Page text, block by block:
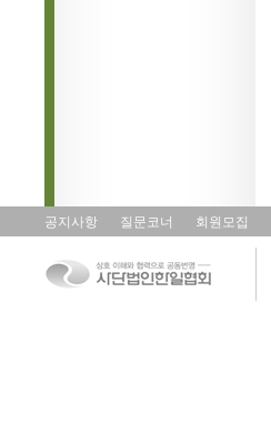
공지사항 질문코너 회원모집